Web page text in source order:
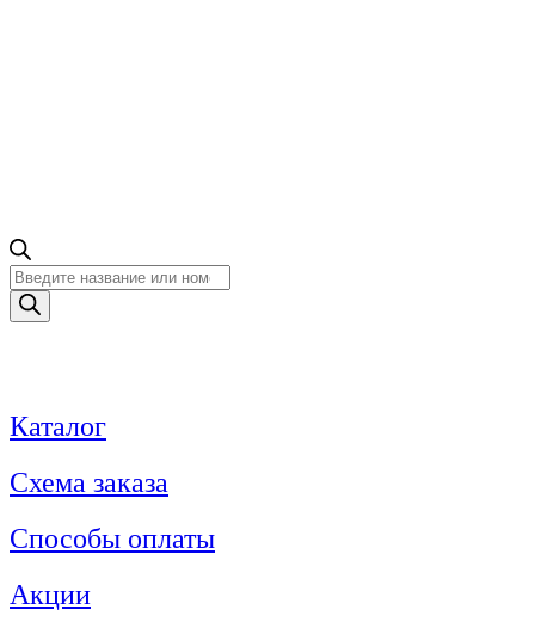
Поиск
товаров
Каталог
Схема заказа
Способы оплаты
Акции